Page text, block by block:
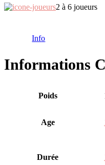
2 à 6 joueurs
Info
Informations
Poids
Age
Durée